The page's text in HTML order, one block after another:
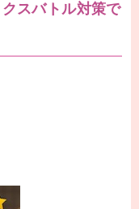
スバトル対策で